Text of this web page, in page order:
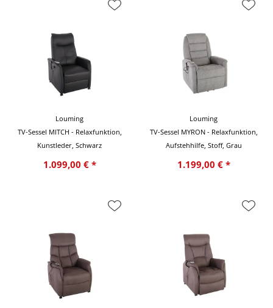
Louming
TV-Sessel MITCH - Relaxfunktion,
Kunstleder, Schwarz
1.099,00 € *
Louming
TV-Sessel MYRON - Relaxfunktion,
Aufstehhilfe, Stoff, Grau
1.199,00 € *